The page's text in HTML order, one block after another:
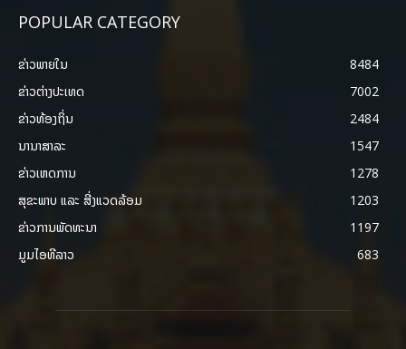
POPULAR CATEGORY
ຂ່າວພາຍ​ໃນ
8484
ຂ່າວຕ່າງປະເທດ
7002
ຂ່າວທ້ອງຖິ່ນ
2484
ນານາສາລະ
1547
ຂ່າວເຫດການ
1278
ສຸຂະພາບ ແລະ ສີ່ງແວດລ້ອມ
1203
ຂ່າວການພັດທະນາ
1197
ມູມໄອທີລາວ
683